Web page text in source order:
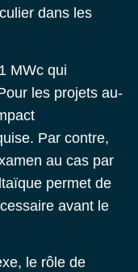
dans les
MWc qui
les projets au-
Par contre,
au cas par
permet de
avant le
le rôle de